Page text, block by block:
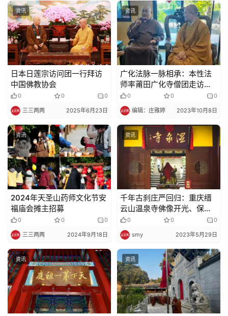
资讯
日本日莲宗访问团一行拜访
中国佛教协会
0 0 0
三三两两 2025年6月23日
资讯
广化法脉一脉相承：本性法
师率莆田广化寺僧团走访印
尼佛教寺​院
0 0 0
编辑：庄雅婷 2023年10月8日
资讯
2024年天圣山药师文化节安
福庙会摊主招募
0 0 0
三三两两 2024年9月18日
资讯
千年古刹庄严回归：重庆缙
云山温泉寺佛像开光、保护
性修缮落成庆典圆满
0 0 0
smy 2023年5月29日
资讯 资讯